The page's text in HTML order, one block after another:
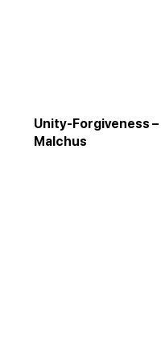
Unity-Forgiveness
Malchus